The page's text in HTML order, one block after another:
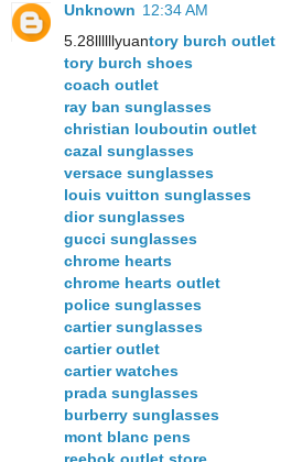
Unknown 12:34 AM
5.28llllllyuantory burch outlet
tory burch shoes
coach outlet
ray ban sunglasses
christian louboutin outlet
cazal sunglasses
versace sunglasses
louis vuitton sunglasses
dior sunglasses
gucci sunglasses
chrome hearts
chrome hearts outlet
police sunglasses
cartier sunglasses
cartier outlet
cartier watches
prada sunglasses
burberry sunglasses
mont blanc pens